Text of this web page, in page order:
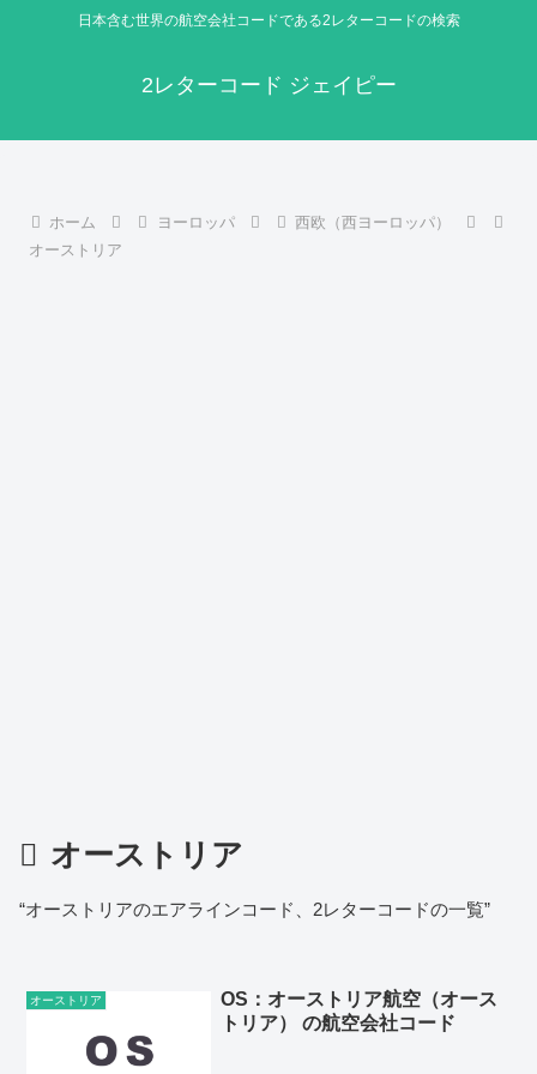
日本含む世界の航空会社コードである2レターコードの検索
2レターコード ジェイピー
ホーム ヨーロッパ
西欧（西ヨーロッパ）
オーストリア
オーストリア
“オーストリアのエアラインコード、2レターコードの一覧”
オーストリア
OS：オーストリア航空（オース
トリア） の航空会社コード